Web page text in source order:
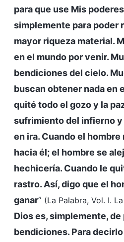
para que use Mis
simplemente para poder
mayor riqueza material.
en el mundo por venir.
bendiciones del cielo.
buscan obtener nada en
quité todo el gozo y la
sufrimiento del infierno
en ira. Cuando el
hacia él; el hombre se
hechicería. Cuando le
rastro. Así, digo que el
ganar” (La Palabra, Vol. I.
Dios es, simplemente,
bendiciones. Para